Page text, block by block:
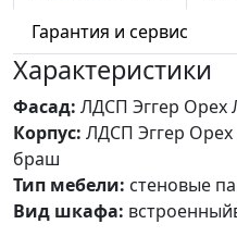
Гарантия и сервис
Характеристики
Фасад: ЛДСП Эггер Орех
Корпус: ЛДСП Эггер Орех
браш
Тип мебели: стеновые
Вид шкафа: